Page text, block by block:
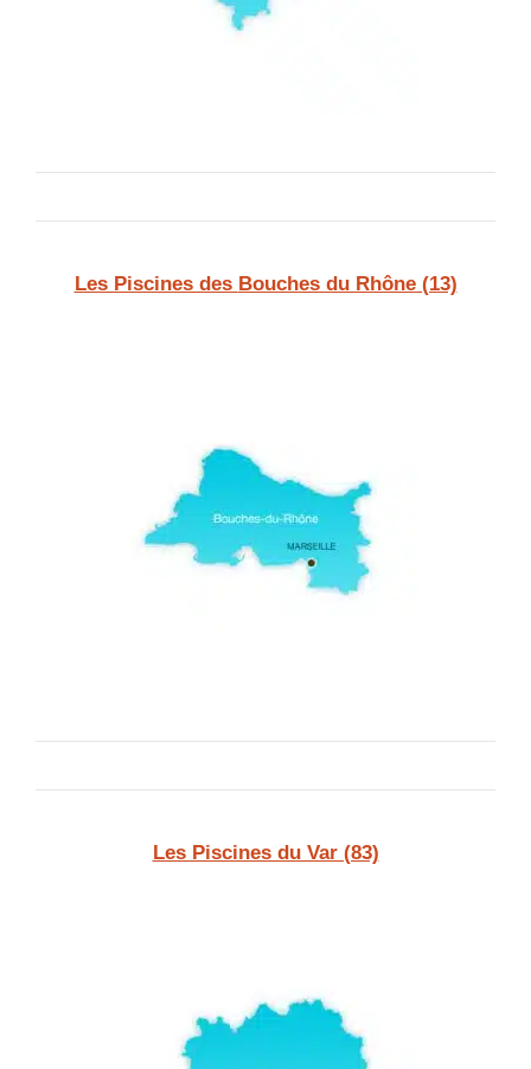
Les Piscines des Bouches du Rhône (13)
Les Piscines du Var (83)